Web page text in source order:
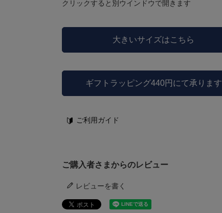
クリックすると別ウインドウで開きます
大きいサイズはこちら
ギフトラッピング440円にて承ります
ご利用ガイド
ご購入者さまからのレビュー
レビューを書く